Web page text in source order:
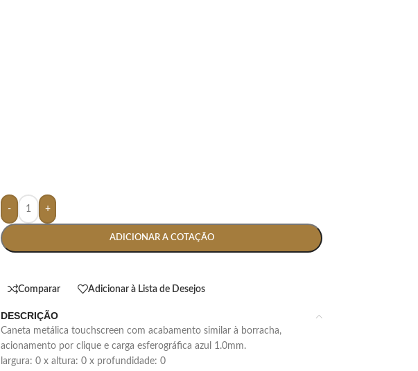
- +
ADICIONAR A COTAÇÃO
Comparar Adicionar à Lista de Desejos
DESCRIÇÃO
caneta metálica touchscreen com acabamento similar à borracha,
acionamento por clique e carga esferográfica azul 1.0mm.
largura: 0 x altura: 0 x profundidade: 0